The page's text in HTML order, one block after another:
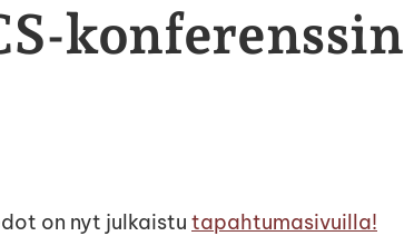
konferenssin
on nyt julkaistu tapahtumasivuilla!